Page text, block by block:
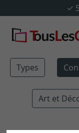
✓
Types
Art et